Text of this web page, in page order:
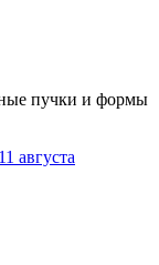
пучки и формы
11 августа